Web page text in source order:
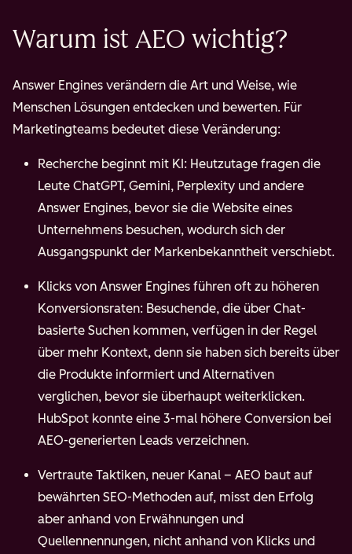
Warum ist AEO wichtig?
Answer Engines verändern die Art und Weise, wie
Menschen Lösungen entdecken und bewerten. Für
Marketingteams bedeutet diese Veränderung:
Recherche beginnt mit KI: Heutzutage fragen die
Leute ChatGPT, Gemini, Perplexity und andere
Answer Engines, bevor sie die Website eines
Unternehmens besuchen, wodurch sich der
Ausgangspunkt der Markenbekanntheit verschiebt.
Klicks von Answer Engines führen oft zu höheren
Konversionsraten: Besuchende, die über Chat-
basierte Suchen kommen, verfügen in der Regel
über mehr Kontext, denn sie haben sich bereits über
die Produkte informiert und Alternativen
verglichen, bevor sie überhaupt weiterklicken.
HubSpot konnte eine 3-mal höhere Conversion bei
AEO-generierten Leads verzeichnen.
Vertraute Taktiken, neuer Kanal – AEO baut auf
bewährten SEO-Methoden auf, misst den Erfolg
aber anhand von Erwähnungen und
Quellennennungen, nicht anhand von Klicks und